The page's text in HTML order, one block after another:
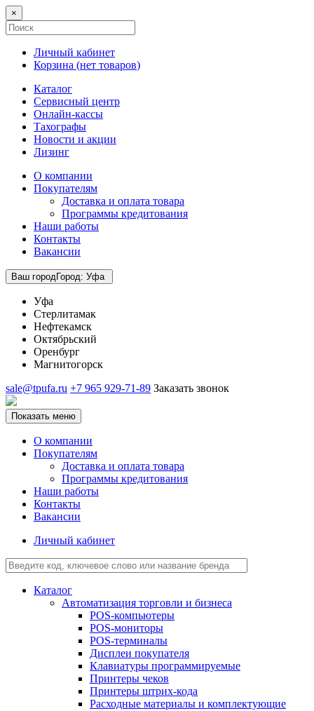
×
Личный кабинет
Корзина (нет товаров)
Каталог
Сервисный центр
Онлайн-кассы
Тахографы
Новости и акции
Лизинг
О компании
Покупателям
Доставка и оплата товара
Программы кредитования
Наши работы
Контакты
Вакансии
Ваш городГород: Уфа
Уфа
Стерлитамак
Нефтекамск
Октябрьский
Оренбург
Магнитогорск
sale@tpufa.ru +7 965 929-71-89 Заказать звонок
Показать меню
О компании
Покупателям
Доставка и оплата товара
Программы кредитования
Наши работы
Контакты
Вакансии
Личный кабинет
Каталог
Автоматизация торговли и бизнеса
POS-компьютеры
POS-мониторы
POS-терминалы
Дисплеи покупателя
Клавиатуры программируемые
Принтеры чеков
Принтеры штрих-кода
Расходные материалы и комплектующие